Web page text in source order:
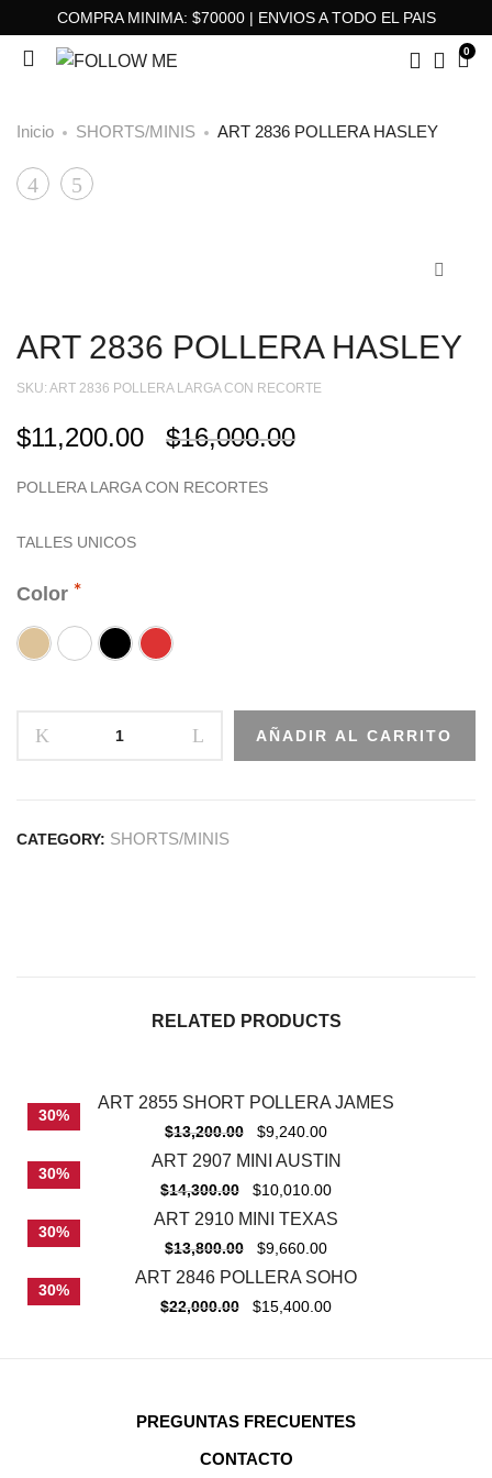
COMPRA MINIMA: $70000 | ENVIOS A TODO EL PAIS
0
Inicio SHORTS/MINIS ART 2836 POLLERA HASLEY
ARTART
ART 2836 POLLERA HASLEY
SKU: ART 2836 POLLERA LARGA CON RECORTE
$16,000.00
$11,200.00
POLLERA LARGA CON RECORTES
TALLES UNICOS
Color
AÑADIR AL CARRITO
CATEGORY: SHORTS/MINIS
RELATED PRODUCTS
30%
ART 2855 SHORT POLLERA JAMES
$13,200.00 $9,240.00
30%
ART 2907 MINI AUSTIN
$14,300.00 $10,010.00
30%
ART 2910 MINI TEXAS
$13,800.00 $9,660.00
30%
ART 2846 POLLERA SOHO
$22,000.00 $15,400.00
PREGUNTAS FRECUENTES
CONTACTO